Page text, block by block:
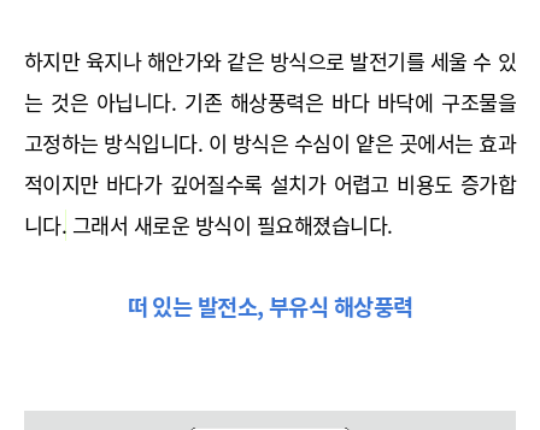
하지만 육지나 해안가와 같은 방식으로 발전기를 세울 수 있
는 것은 아닙니다. 기존 해상풍력은 바다 바닥에 구조물을
고정하는 방식입니다. 이 방식은 수심이 얕은 곳에서는 효과
적이지만 바다가 깊어질수록 설치가 어렵고 비용도 증가합
니다. 그래서 새로운 방식이 필요해졌습니다.
떠 있는 발전소, 부유식 해상풍력